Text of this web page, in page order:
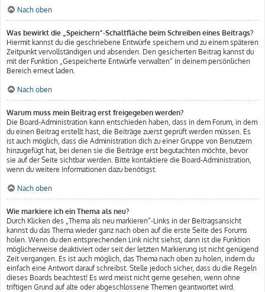
Nach oben
Was bewirkt die „Speichern“-Schaltfläche beim Schreiben eines Beitrags?
Hiermit kannst du die geschriebene Entwürfe speichern und zu einem späteren
Zeitpunkt vervollständigen und absenden. Den gesicherten Beitrag kannst du
mit der Funktion „Gespeicherte Entwürfe verwalten“ in deinem persönlichen
Bereich erneut laden.
Nach oben
Warum muss mein Beitrag erst freigegeben werden?
Die Board-Administration kann entschieden haben, dass in dem Forum, in dem
du einen Beitrag erstellt hast, die Beiträge zuerst geprüft werden müssen. Es
ist auch möglich, dass die Administration dich zu einer Gruppe von Benutzern
hinzugefügt hat, bei denen sie die Beiträge erst begutachten möchte, bevor
sie auf der Seite sichtbar werden. Bitte kontaktiere die Board-Administration,
wenn du weitere Informationen dazu benötigst.
Nach oben
Wie markiere ich ein Thema als neu?
Durch Klicken des „Thema als neu markieren“-Links in der Beitragsansicht
kannst du das Thema wieder ganz nach oben auf die erste Seite des Forums
holen. Wenn du den entsprechenden Link nicht siehst, dann ist die Funktion
möglicherweise deaktiviert oder seit der letzten Markierung ist nicht genügend
Zeit vergangen. Es ist auch möglich, das Thema nach oben zu holen, indem du
einfach eine Antwort darauf schreibst. Stelle jedoch sicher, dass du die Regeln
dieses Boards beachtest! Es wird meist nicht gerne gesehen, wenn ohne
triftigen Grund auf alte oder abgeschlossene Themen geantwortet wird.